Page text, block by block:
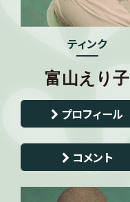
ティンク
富山えり子
プロフィール
コメント